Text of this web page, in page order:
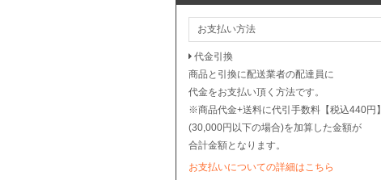
お支払い方法
代金引換
商品と引換に配送業者の配達員に
代金をお支払い頂く方法です。
※商品代金+送料に代引手数料【税込440円】
(30,000円以下の場合)を加算した金額が
合計金額となります。
お支払いについての詳細はこちら